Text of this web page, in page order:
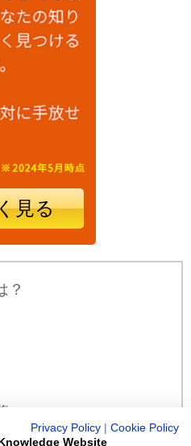
見る
？
典一覧
Privacy Policy
Cookie Policy
Website